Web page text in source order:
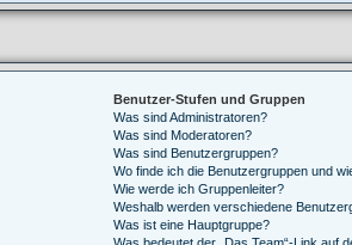
Benutzer-Stufen und Gruppen
Was sind Administratoren?
Was sind Moderatoren?
Was sind Benutzergruppen?
Wo finde ich die Benutzergruppen und
Wie werde ich Gruppenleiter?
Weshalb werden verschiedene
Was ist eine Hauptgruppe?
Was bedeutet der „Das Team“-Link auf